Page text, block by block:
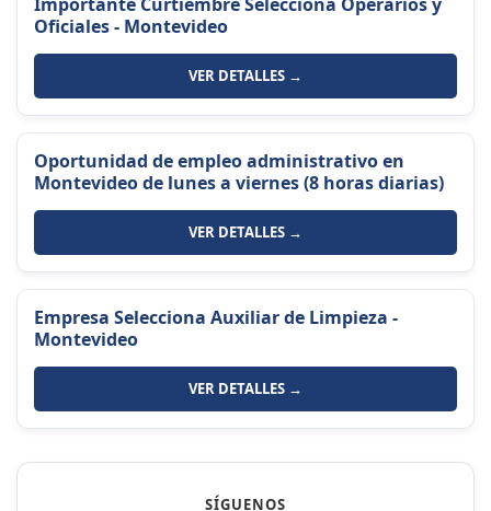
Oficiales - Montevideo
VER DETALLES →
Oportunidad de empleo administrativo en
Montevideo de lunes a viernes (8 horas diarias)
VER DETALLES →
Empresa Selecciona Auxiliar de Limpieza -
Montevideo
VER DETALLES →
SÍGUENOS